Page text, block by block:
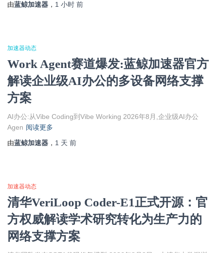
由蓝鲸加速器 ， 1 小时 前
加速器动态
Work Agent赛道爆发:蓝鲸加速器官方
解读企业级AI办公的多设备网络支撑
方案
AI办公:从Vibe Coding到Vibe Working 2026年8月,企业级AI办公
Agen 阅读更多
由蓝鲸加速器 ， 1 天 前
加速器动态
清华VeriLoop Coder-E1正式开源：官
方权威解读学术研究转化为生产力的
网络支撑方案